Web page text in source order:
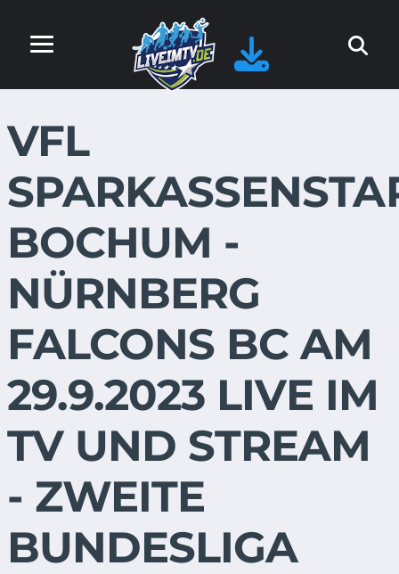
VFL
BOCHUM -
NÜRNBERG
FALCONS BC AM
29.9.2023 LIVE IM
TV UND STREAM
- ZWEITE
BUNDESLIGA